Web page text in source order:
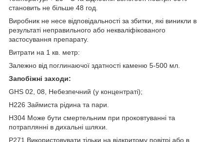
становить не більше 48 год.
Виробник не несе відповідальності за збитки, які виникли в
результаті неправильного або некваліфікованого
застосування препарату.
Витрати на 1 кв. метр:
Залежно від поглинаючої здатності каменю 5-500 мл.
Запобіжні заходи:
GHS 02, 08, Небезпечний (у концентраті);
H226 Займиста рідина та пари.
H304 Може бути смертельним при проковтуванні та
потраплянні в дихальні шляхи.
P271 Використовувати тільки на відкритому повітрі або в